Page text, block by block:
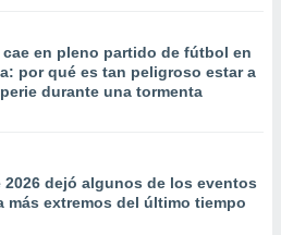
cae en pleno partido de fútbol en
por qué es tan peligroso estar a
durante una tormenta
2026 dejó algunos de los eventos
más extremos del último tiempo